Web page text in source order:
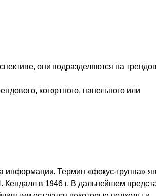
они подразделяются на
когортного, панельного или
информации. Термин «фокус-группа»
в 1946 г. В дальнейшем